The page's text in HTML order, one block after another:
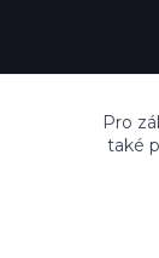
Pro
také